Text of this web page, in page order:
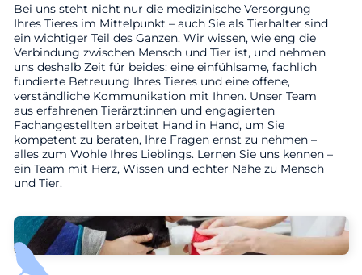
Bei uns steht nicht nur die medizinische Versorgung
Ihres Tieres im Mittelpunkt – auch Sie als Tierhalter sind
ein wichtiger Teil des Ganzen. Wir wissen, wie eng die
Verbindung zwischen Mensch und Tier ist, und nehmen
uns deshalb Zeit für beides: eine einfühlsame, fachlich
fundierte Betreuung Ihres Tieres und eine offene,
verständliche Kommunikation mit Ihnen. Unser Team
aus erfahrenen Tierärzt:innen und engagierten
Fachangestellten arbeitet Hand in Hand, um Sie
kompetent zu beraten, Ihre Fragen ernst zu nehmen –
alles zum Wohle Ihres Lieblings. Lernen Sie uns kennen –
ein Team mit Herz, Wissen und echter Nähe zu Mensch
und Tier.